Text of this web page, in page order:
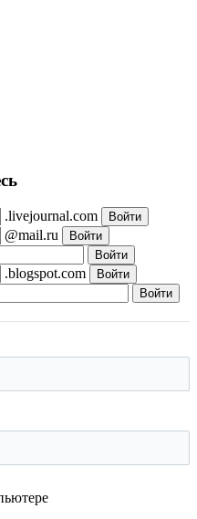
.livejournal.com
@mail.ru
.blogspot.com